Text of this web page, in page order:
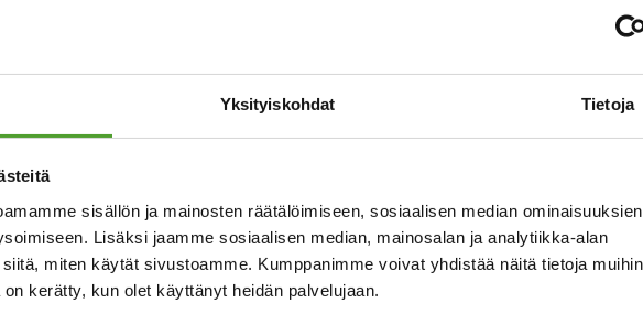
Yksityiskohdat Tietoja
sisällön ja mainosten räätälöimiseen, sosiaalisen median
Lisäksi jaamme sosiaalisen median, mainosalan ja analytiikka-alan
miten käytät sivustoamme. Kumppanimme voivat yhdistää näitä tietoja
kerätty, kun olet käyttänyt heidän palvelujaan.